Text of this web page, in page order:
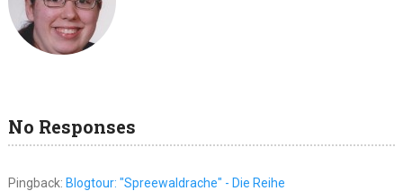
No Responses
Pingback: Blogtour: "Spreewaldrache" - Die Reihe